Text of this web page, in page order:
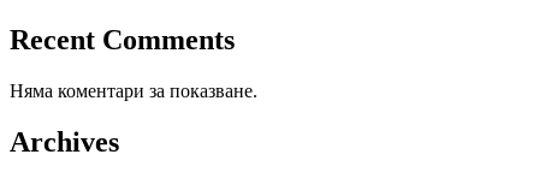
Recent Comments
Няма коментари за показване.
Archives